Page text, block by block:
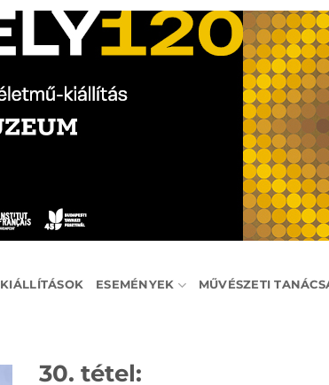
KIÁLLÍTÁSOK ESEMÉNYEK MŰVÉSZETI
30. tétel: